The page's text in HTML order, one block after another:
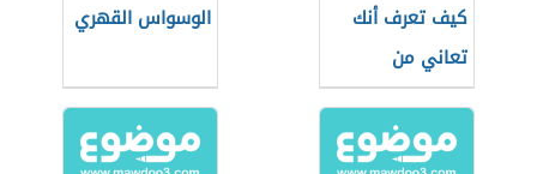
كيف تعرف أنك
تعاني من
الاكتئاب
الوسواس القهري